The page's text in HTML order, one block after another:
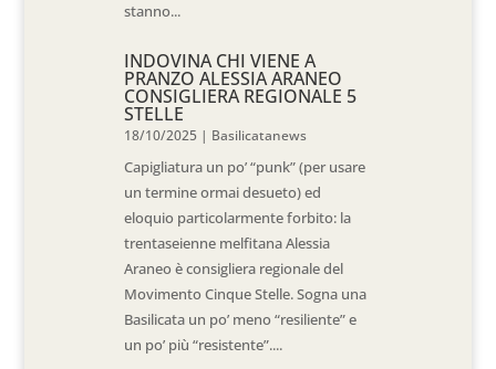
stanno...
INDOVINA CHI VIENE A
PRANZO ALESSIA ARANEO
CONSIGLIERA REGIONALE 5
STELLE
18/10/2025 | Basilicatanews
Capigliatura un po’ “punk” (per usare
un termine ormai desueto) ed
eloquio particolarmente forbito: la
trentaseienne melfitana Alessia
Araneo è consigliera regionale del
Movimento Cinque Stelle. Sogna una
Basilicata un po’ meno “resiliente” e
un po’ più “resistente”....